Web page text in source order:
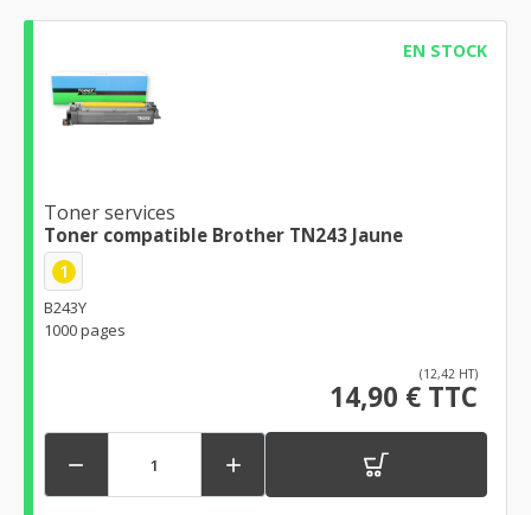
EN STOCK
Toner services
Toner compatible Brother TN243 Jaune
1
B243Y
1000 pages
(12,42 HT)
14,90 € TTC
 